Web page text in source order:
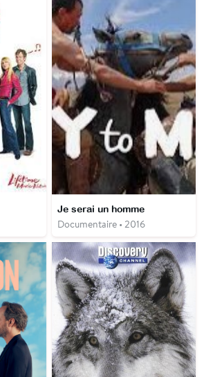
Je serai un homme
Documentaire • 2016